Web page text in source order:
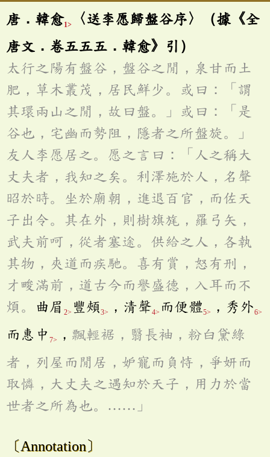
唐．韓愈1>
〈送李愿歸盤谷序〉（據《全
唐文．卷五五五．韓愈》引）
太行之陽有盤谷，盤谷之閒，泉甘而土
肥，草木叢茂，居民鮮少。或曰：「謂
其環兩山之閒，故曰盤。」或曰：「是
谷也，宅幽而勢阻，隱者之所盤旋。」
友人李愿居之。愿之言曰：「人之稱大
丈夫者，我知之矣。利澤施於人，名聲
昭於時。坐於廟朝，進退百官，而佐天
子出令。其在外，則樹旗旄，羅弓矢，
武夫前呵，從者塞途。供給之人，各執
其物，夾道而疾馳。喜有賞，怒有刑，
才畯滿前，道古今而譽盛德，入耳而不
煩。
曲眉 2> 豐頰3> ，清聲4> 而便體5> ，秀外6>
而惠中 7> ， 飄輕裾，翳長袖，粉白黛綠
者，列屋而閒居，妒寵而負恃，爭妍而
取憐，大丈夫之遇知於天子，用力於當
世者之所為也。……」
〔Annotation〕